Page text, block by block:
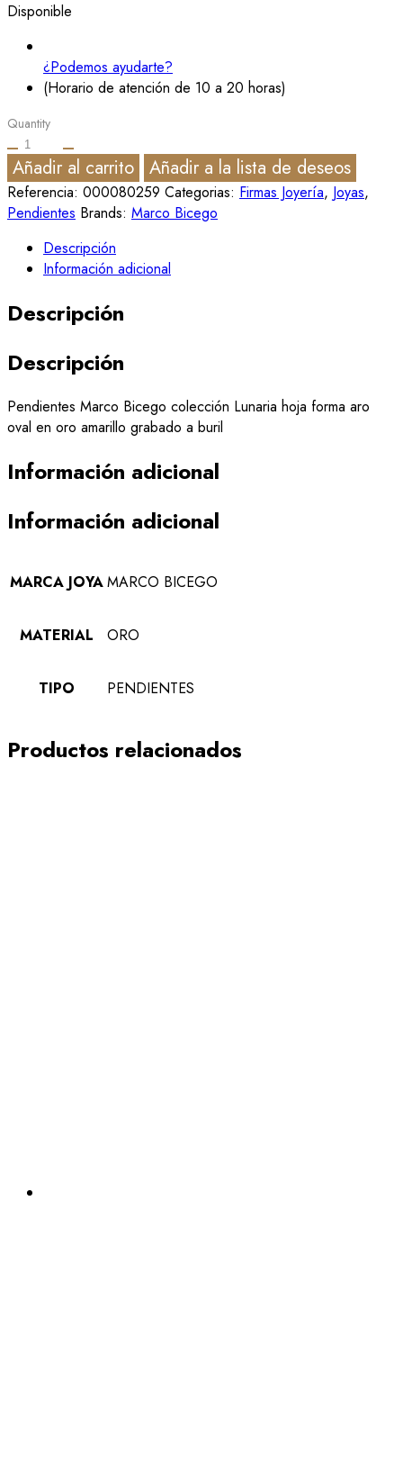
Disponible
¿Podemos ayudarte?
(Horario de atención de 10 a 20 horas)
Quantity
Añadir al carrito Añadir a la lista de deseos
Referencia: 000080259 Categorias: Firmas Joyería, Joyas,
Pendientes Brands: Marco Bicego
Descripción
Información adicional
Descripción
Descripción
Pendientes Marco Bicego colección Lunaria hoja forma aro
oval en oro amarillo grabado a buril
Información adicional
Información adicional
MARCA JOYAMARCO BICEGO
MATERIAL ORO
TIPO PENDIENTES
Productos relacionados